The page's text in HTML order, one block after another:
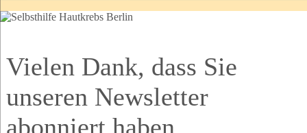
Vielen Dank, dass Sie
unseren Newsletter
abonniert haben